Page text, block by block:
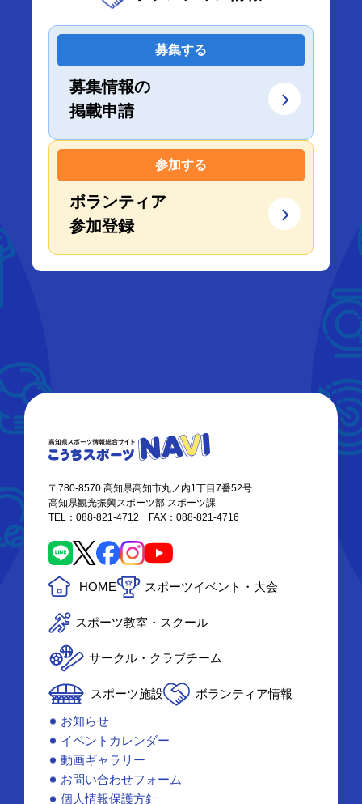
募集する
募集情報の
掲載申請
参加する
ボランティア
参加登録
〒780-8570 高知県高知市丸ノ内1丁目7番52号
高知県観光振興スポーツ部 スポーツ課
TEL：088-821-4712 FAX：088-821-4716
HOME スポーツイベント・大会
スポーツ教室・スクール
サークル・クラブチーム
スポーツ施設
ボランティア情報
お知らせ
イベントカレンダー
動画ギャラリー
お問い合わせフォーム
個人情報保護方針